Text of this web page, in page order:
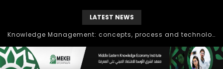
LATEST NEWS
Knowledge Management: concepts, process and technology